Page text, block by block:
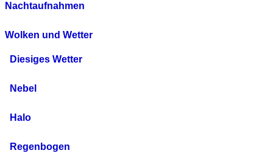
Nachtaufnahmen
Wolken und Wetter
Diesiges Wetter
Nebel
Halo
Regenbogen